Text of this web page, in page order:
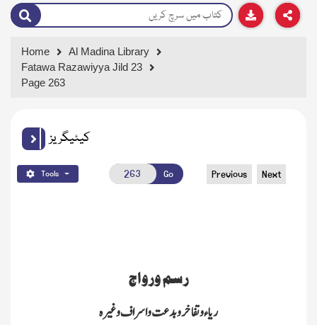
Home
Al Madina Library
Fatawa Razawiyya Jild 23
Page 263
کیٹیگریز
Tools Go Previous Next
رسم ورواج
ریاء وتفاخر وبدعت واسراف وغیرہ